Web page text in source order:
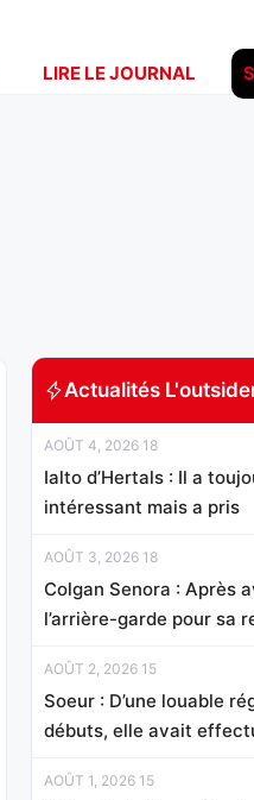
LIRE LE JOURNAL
Actualités
AOÛT 4, 2026 18
Ialto d’Hertals : Il a
intéressant mais a pris
AOÛT 3, 2026 18
Colgan Senora : Après
l’arrière-garde pour sa
AOÛT 2, 2026 15
Soeur : D’une louable
débuts, elle avait
AOÛT 1, 2026 15